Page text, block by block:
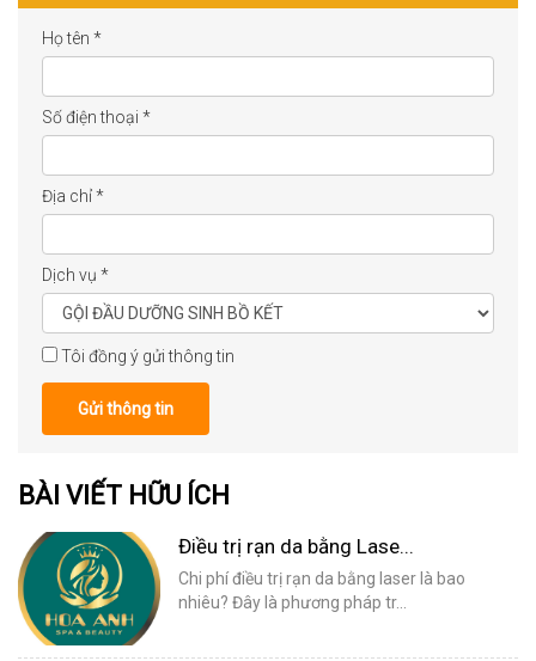
Họ tên *
Số điện thoại *
Địa chỉ*
Dịch vụ *
Tôi đồng ý gửi thông tin
Gửi thông tin
BÀI VIẾT HỮU ÍCH
Điều trị rạn da bằng Lase...
Chi phí điều trị rạn da bằng laser là bao
nhiêu? Đây là phương pháp tr...